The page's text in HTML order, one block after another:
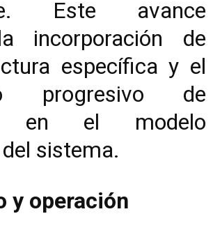
Este avance
incorporación de
específica y el
progresivo de
en el modelo
sistema.
y operación